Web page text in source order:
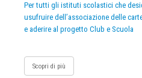
Per tutti gli istituti scolastici che
usufruire dell’associazione delle
e aderire al progetto Club e Scuola
Scopri di più